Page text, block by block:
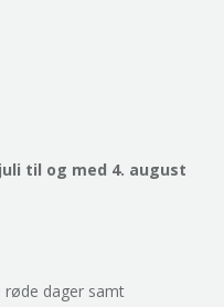
til og med 4. august
røde dager samt